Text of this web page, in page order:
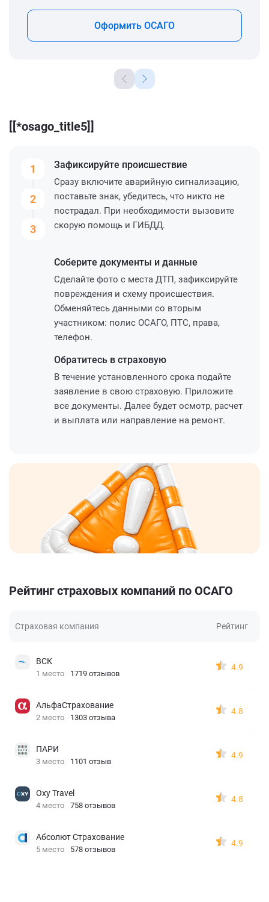
Оформить ОСАГО
[[*osago_title5]]
1
2
3
Зафиксируйте происшествие
Сразу включите аварийную сигнализацию,
поставьте знак, убедитесь, что никто не
пострадал. При необходимости вызовите
скорую помощь и ГИБДД.
Соберите документы и данные
Сделайте фото с места ДТП, зафиксируйте
повреждения и схему происшествия.
Обменяйтесь данными со вторым
участником: полис ОСАГО, ПТС, права,
телефон.
Обратитесь в страховую
В течение установленного срока подайте
заявление в свою страховую. Приложите
все документы. Далее будет осмотр, расчет
и выплата или направление на ремонт.
Рейтинг страховых компаний по ОСАГО
Страховая компания Рейтинг
ВСК
1 место 1719 отзывов
4.9
АльфаСтрахование
2 место 1303 отзыва
4.8
ПАРИ
3 место 1101 отзыв
4.9
Oxy Travel
4 место 758 отзывов
4.8
Абсолют Страхование
5 место 578 отзывов
4.9